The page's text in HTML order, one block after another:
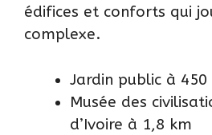
édifices et conforts qui
complexe.
Jardin public à 450
Musée des
d’Ivoire à 1,8 km